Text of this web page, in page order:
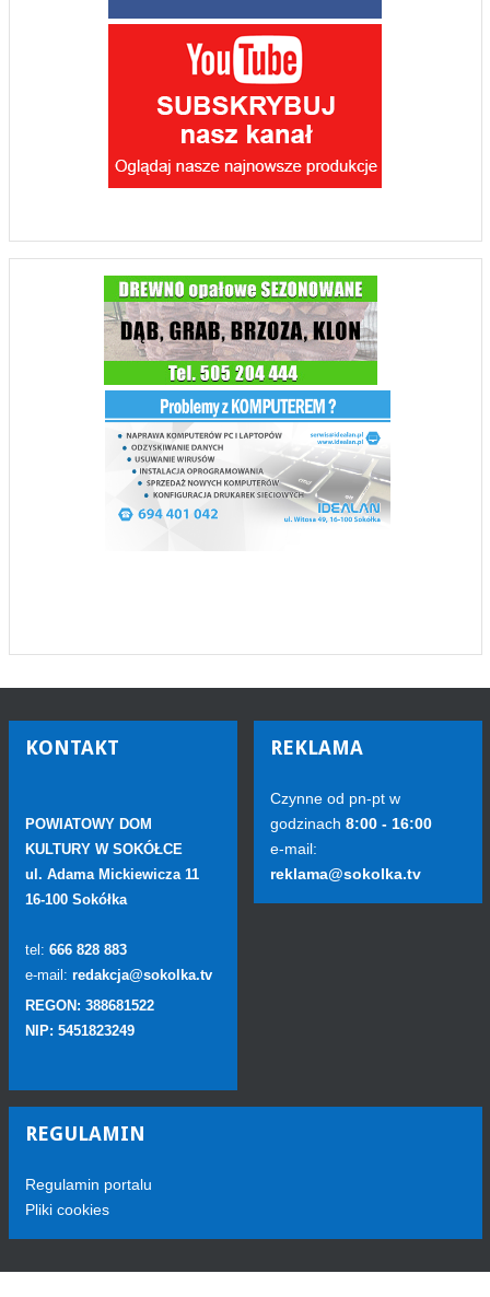
KONTAKT
POWIATOWY DOM
KULTURY W SOKÓŁCE
ul. Adama Mickiewicza 11
16-100 Sokółka
tel: 666 828 883
e-mail: redakcja@sokolka.tv
REGON: 388681522
NIP: 5451823249
REKLAMA
Czynne od pn-pt w
godzinach 8:00 - 16:00
e-mail:
reklama@sokolka.tv
REGULAMIN
Regulamin portalu
Pliki cookies